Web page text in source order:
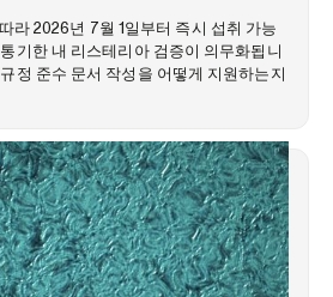
라 2026년 7월 1일부터 즉시 섭취 가능
기한 내 리스테리아 검증이 의무화됩니
정 준수 문서 작성을 어떻게 지원하는지